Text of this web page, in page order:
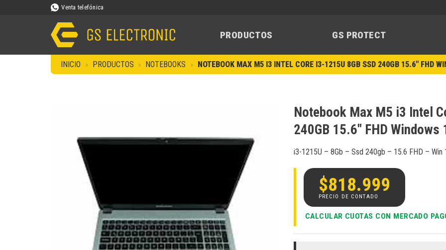
Venta telefónica
PRODUCTOS GS PROTECT
INICIO » PRODUCTOS » NOTEBOOKS » NOTEBOOK MAX M5 I3 INTEL CORE I3-1215U 8GB SSD 240GB 15.6″ FHD
Añadir
lista de
Notebook Max M5 i3 Intel
240GB 15.6″ FHD Windows
i3-1215U – 8Gb – Ssd 240gb – 15.6 FHD – Win
$818.999
CALCULAR CUOTAS CON MERCADO